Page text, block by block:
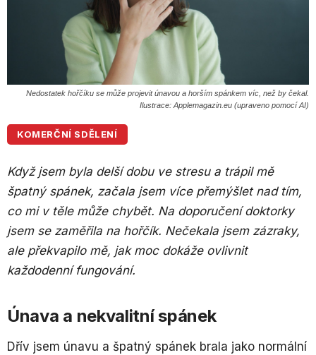
Nedostatek hořčíku se může projevit únavou a horším spánkem víc, než by čekal.
Ilustrace: Applemagazin.eu (upraveno pomocí AI)
KOMERČNÍ SDĚLENÍ
Když jsem byla delší dobu ve stresu a trápil mě
špatný spánek, začala jsem více přemýšlet nad tím,
co mi v těle může chybět. Na doporučení doktorky
jsem se zaměřila na hořčík. Nečekala jsem zázraky,
ale překvapilo mě, jak moc dokáže ovlivnit
každodenní fungování.
Únava a nekvalitní spánek
Dřív jsem únavu a špatný spánek brala jako normální